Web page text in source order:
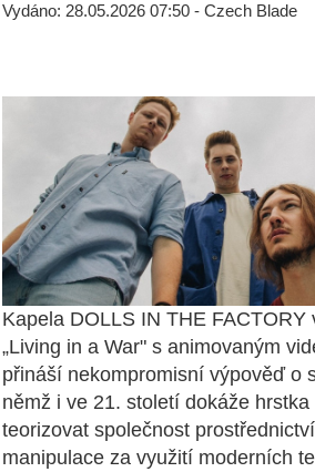
Vydáno: 28.05.2026 07:50 - Czech Blade
Kapela DOLLS IN THE FACTORY
„Living in a War" s animovaným
přináší nekompromisní výpověď o
němž i ve 21. století dokáže
teorizovat společnost
manipulace za využití moderních